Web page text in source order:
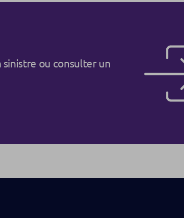
sinistre ou consulter un